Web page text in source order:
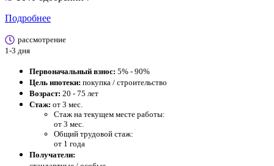
Подробнее
рассмотрение
1-3 дня
Первоначальный взнос: 5% - 90%
Цель ипотеки: покупка / строительство
Возраст: 20 - 75 лет
Стаж: от 3 мес.
Стаж на текущем месте работы:
от 3 мес.
Общий трудовой стаж:
от 1 года
Получатели: